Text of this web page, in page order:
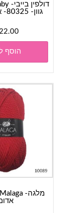
גוון- 80325- אפור בהיר
הוסף